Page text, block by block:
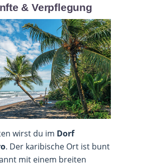
& Verpflegung
wirst du im Dorf
. Der karibische Ort ist bunt
mit einem breiten